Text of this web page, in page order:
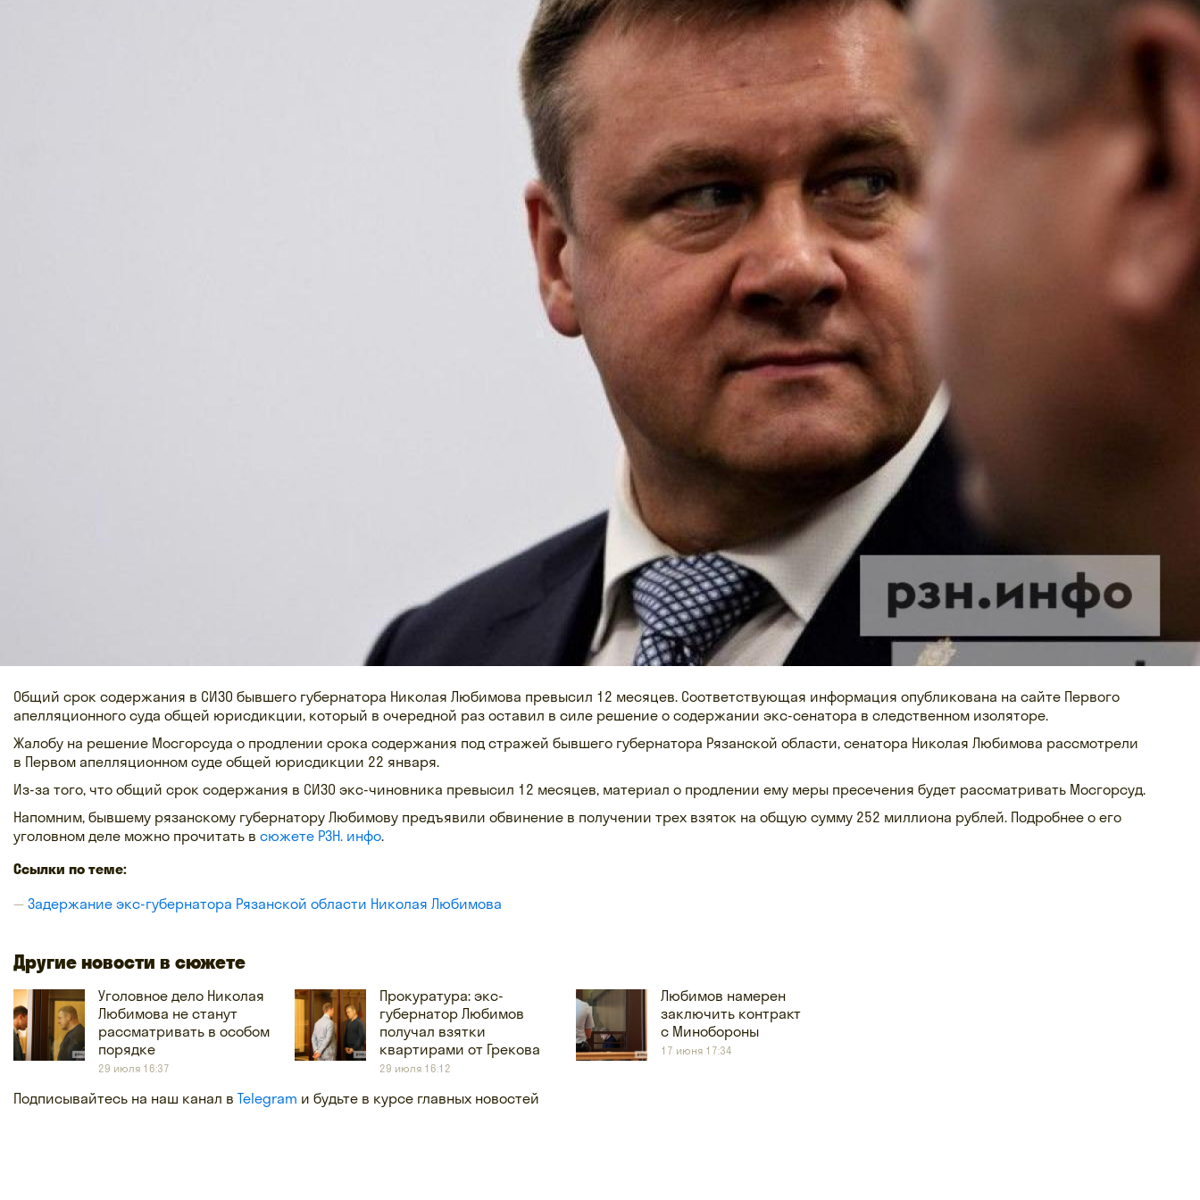
Общий срок содержания в СИЗО бывшего губернатора Николая Любимова превысил 12 месяцев. Соответствующая информация опубликована на сайте Первого
апелляционного суда общей юрисдикции, который в очередной раз оставил в силе решение о содержании экс-сенатора в следственном изоляторе.
Жалобу на решение Мосгорсуда о продлении срока содержания под стражей бывшего губернатора Рязанской области, сенатора Николая Любимова рассмотрели
в Первом апелляционном суде общей юрисдикции 22 января.
Из-за того, что общий срок содержания в СИЗО экс-чиновника превысил 12 месяцев, материал о продлении ему меры пресечения будет рассматривать Мосгорсуд.
Напомним, бывшему рязанскому губернатору Любимову предъявили обвинение в получении трех взяток на общую сумму 252 миллиона рублей. Подробнее о его
уголовном деле можно прочитать в сюжете РЗН. инфо.
Ссылки по теме:
Задержание экс-губернатора Рязанской области Николая Любимова
Другие новости в сюжете
Уголовное дело Николая
Любимова не станут
рассматривать в особом
порядке
29 июля 16:37
Прокуратура: экс-
губернатор Любимов
получал взятки
квартирами от Грекова
29 июля 16:12
Любимов намерен
заключить контракт
с Минобороны
17 июня 17:34
Подписывайтесь на наш канал в Telegram и будьте в курсе главных новостей